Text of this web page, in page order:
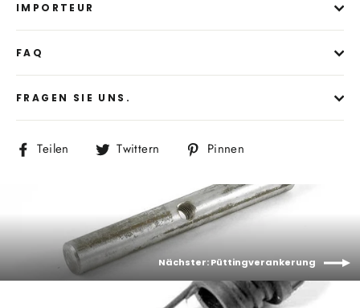
IMPORTEUR
FAQ
FRAGEN SIE UNS.
Teilen
Auf
Twittern
Auf
twittern
Pinnen
pinnen
Nächster: Püttingverankerung